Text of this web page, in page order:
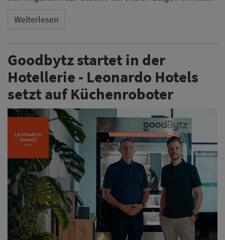
Weiterlesen
Goodbytz startet in der
Hotellerie - Leonardo Hotels
setzt auf Küchenroboter